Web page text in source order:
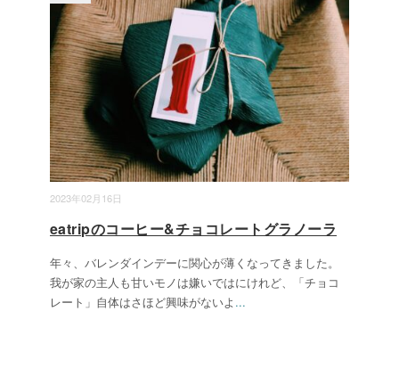
2023年02月16日
eatripのコーヒー&チョコレートグラノーラ
年々、バレンダインデーに関心が薄くなってきました。
我が家の主人も甘いモノは嫌いではにけれど、「チョコ
レート」自体はさほど興味がないよ ...